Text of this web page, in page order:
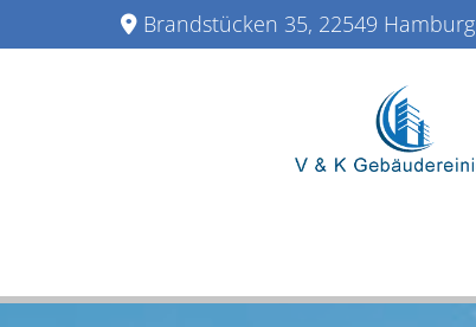
Zum Inhalt springen
 Brandstücken 35, 22549 Hamburg